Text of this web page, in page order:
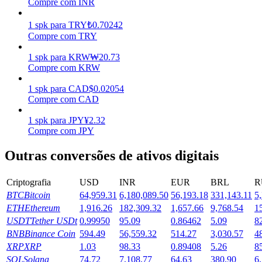
Ganhar
Ganhe recompensas competitivas diariamente
1 spk para TRY₺0.70242
Compre com TRY
1 spk para KRW₩20.73
Compre com KRW
1 spk para CAD$0.02054
Compre com CAD
1 spk para JPY¥2.32
Compre com JPY
Outras conversões de ativos digitais
Criptografia USD INR EUR BRL
BTCBitcoin 64,959.31 6,180,089.50 56,193.18 331,143.11
ETHEthereum 1,916.26 182,309.32 1,657.66 9,768.54
USDTTether USDt 0.99950 95.09 0.86462 5.09
BNBBinance Coin 594.49 56,559.32 514.27 3,030.57
XRPXRP 1.03 98.33 0.89408 5.26
SOLSolana 74.72 7,108.77 64.63 380.90